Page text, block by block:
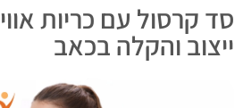
ייצוב והקלה בכאב